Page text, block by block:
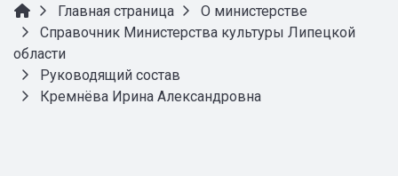
Главная страница
О министерстве
Справочник Министерства культуры Липецкой
области
Руководящий состав
Кремнёва Ирина Александровна